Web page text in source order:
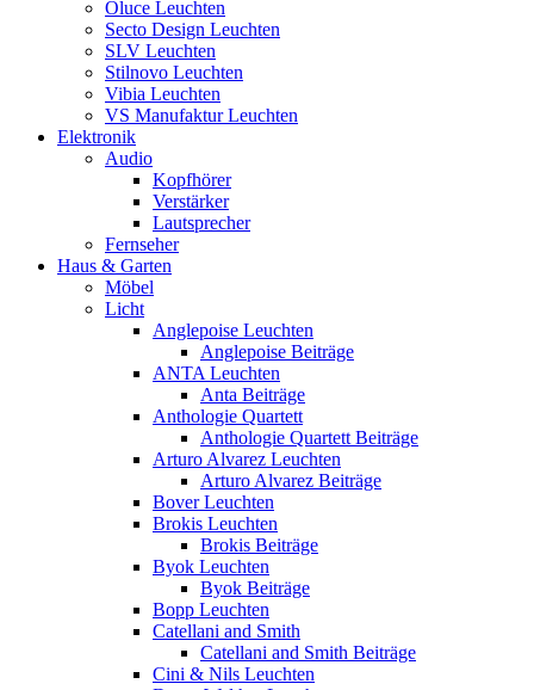
Oluce Leuchten
Secto Design Leuchten
SLV Leuchten
Stilnovo Leuchten
Vibia Leuchten
VS Manufaktur Leuchten
Elektronik
Audio
Kopfhörer
Verstärker
Lautsprecher
Fernseher
Haus & Garten
Möbel
Licht
Anglepoise Leuchten
Anglepoise Beiträge
ANTA Leuchten
Anta Beiträge
Anthologie Quartett
Anthologie Quartett Beiträge
Arturo Alvarez Leuchten
Arturo Alvarez Beiträge
Bover Leuchten
Brokis Leuchten
Brokis Beiträge
Byok Leuchten
Byok Beiträge
Bopp Leuchten
Catellani and Smith
Catellani and Smith Beiträge
Cini & Nils Leuchten